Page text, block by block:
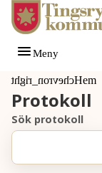
Gå till innehåll
Gå till huvudmeny
Meny
Du är här: Hem
Protokoll
Sök protokoll